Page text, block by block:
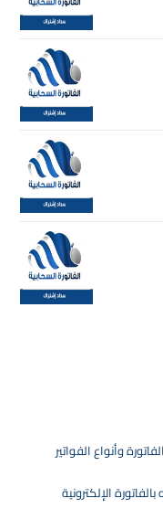
وأنواع الفواتير